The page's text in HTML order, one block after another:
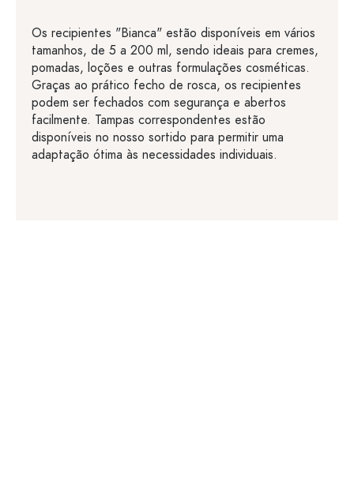
Os recipientes "Bianca" estão disponíveis em vários
tamanhos, de 5 a 200 ml, sendo ideais para cremes,
pomadas, loções e outras formulações cosméticas.
Graças ao prático fecho de rosca, os recipientes
podem ser fechados com segurança e abertos
facilmente. Tampas correspondentes estão
disponíveis no nosso sortido para permitir uma
adaptação ótima às necessidades individuais.